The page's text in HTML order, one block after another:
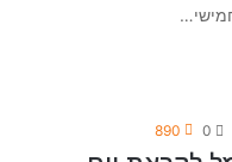
0
890